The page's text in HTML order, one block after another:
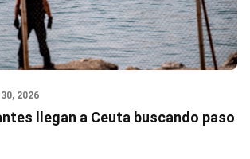
2026
llegan a Ceuta buscando paso